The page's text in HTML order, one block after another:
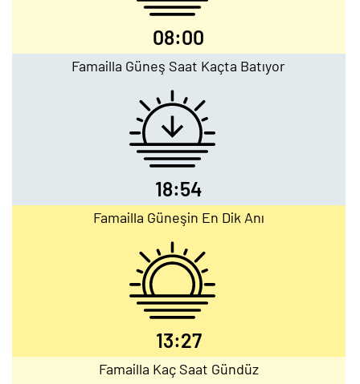
08:00
Famailla Güneş Saat Kaçta Batıyor
18:54
Famailla Güneşin En Dik Anı
13:27
Famailla Kaç Saat Gündüz